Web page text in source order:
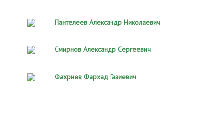
Пантелеев Александр Николаевич
Смирнов Александр Сергеевич
Фахриев Фархад Газиевич